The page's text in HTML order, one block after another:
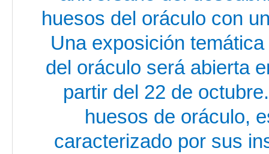
huesos del oráculo con
Una exposición
del oráculo será abierta
partir del 22 de
huesos de oráculo,
caracterizado por sus